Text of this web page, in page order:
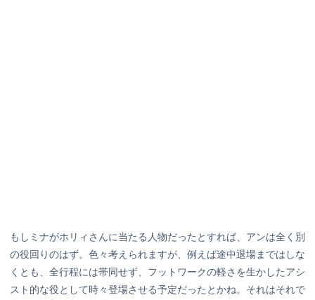
もしミナがホリィさんに当たる人物だったとすれば、アンは全く別
の役回りのはず。色々考えられますが、例えば途中退場まではしな
くとも、全行程には帯同せず、フットワークの軽さを生かしたアシ
スト的な役として時々登場させる予定だったとかね。それはそれで